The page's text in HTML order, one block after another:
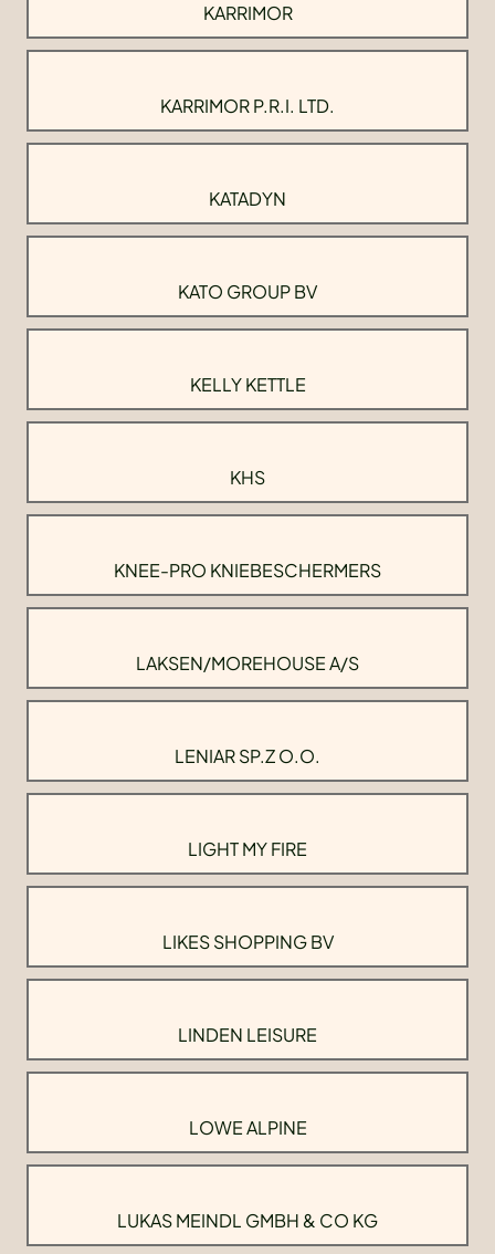
KARRIMOR
KARRIMOR P.R.I. LTD.
KATADYN
KATO GROUP BV
KELLY KETTLE
KHS
KNEE-PRO KNIEBESCHERMERS
LAKSEN/MOREHOUSE A/S
LENIAR SP.Z O.O.
LIGHT MY FIRE
LIKES SHOPPING BV
LINDEN LEISURE
LOWE ALPINE
LUKAS MEINDL GMBH & CO KG